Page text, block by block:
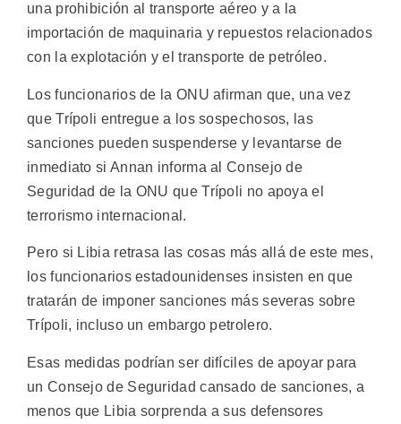
una prohibición al transporte aéreo y a la
importación de maquinaria y repuestos relacionados
con la explotación y el transporte de petróleo.
Los funcionarios de la ONU afirman que, una vez
que Trípoli entregue a los sospechosos, las
sanciones pueden suspenderse y levantarse de
inmediato si Annan informa al Consejo de
Seguridad de la ONU que Trípoli no apoya el
terrorismo internacional.
Pero si Libia retrasa las cosas más allá de este mes,
los funcionarios estadounidenses insisten en que
tratarán de imponer sanciones más severas sobre
Trípoli, incluso un embargo petrolero.
Esas medidas podrían ser difíciles de apoyar para
un Consejo de Seguridad cansado de sanciones, a
menos que Libia sorprenda a sus defensores